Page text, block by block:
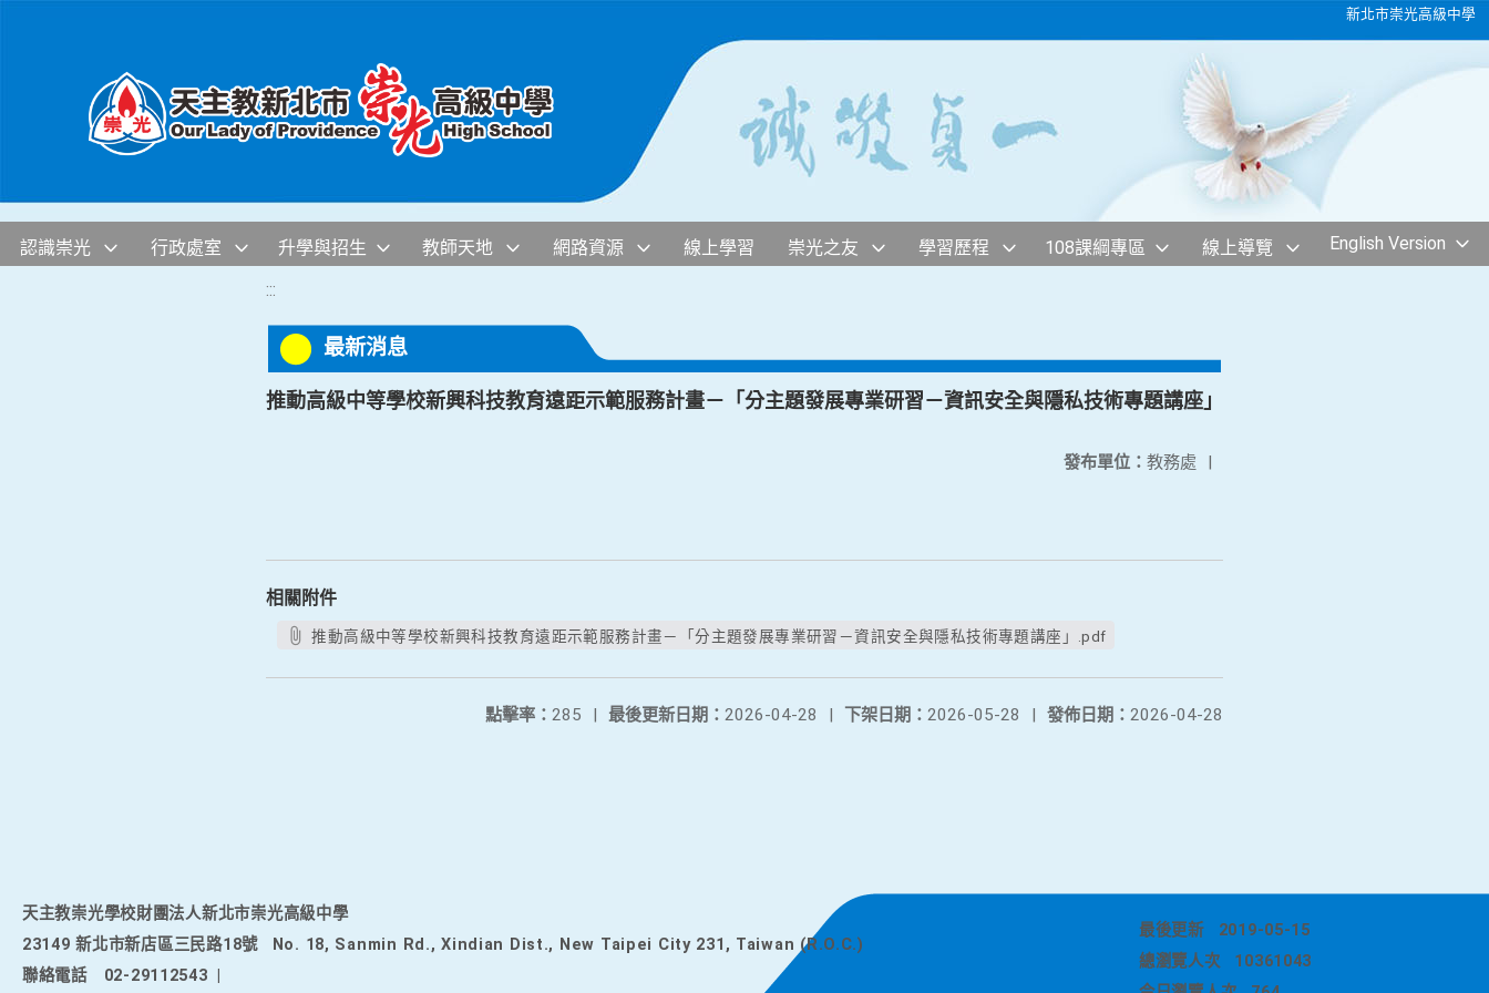
新北市崇光高級中學
認識崇光 行政處室 升學與招生 教師天地 網路資源 線上學習 崇光之友 學習歷程 108課綱專區 線上導覽 English Version
:::
最新消息
推動高級中等學校新興科技教育遠距示範服務計畫－「分主題發展專業研習－資訊安全與隱私技術專題講座」
發布單位： 教務處 |
相關附件
推動高級中等學校新興科技教育遠距示範服務計畫－「分主題發展專業研習－資訊安全與隱私技術專題講座」.pdf
發佈日期： 2026-04-28
下架日期： 2026-05-28 |
最後更新日期： 2026-04-28 |
點擊率： 285 |
天主教崇光學校財團法人新北市崇光高級中學
23149 新北市新店區三民路18號
No. 18, Sanmin Rd., Xindian Dist., New Taipei City 231, Taiwan (R.O.C.)
聯絡電話
02-29112543
最後更新
2019-05-15
總瀏覽人次
10361043